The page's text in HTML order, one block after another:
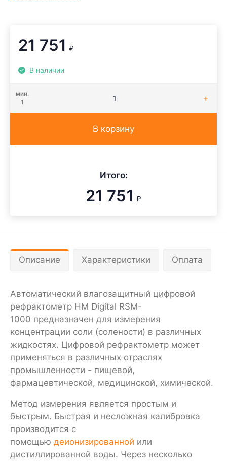
21 751 ₽
В наличии
мин.
1
В корзину
Итого:
21 751 ₽
Описание Характеристики Оплата
Автоматический влагозащитный цифровой
рефрактометр HM Digital RSM-
1000 предназначен для измерения
концентрации соли (солености) в различных
жидкостях. Цифровой рефрактометр может
применяться в различных отраслях
промышленности - пищевой,
фармацевтической, медицинской, химической.
Метод измерения является простым и
быстрым. Быстрая и несложная калибровка
производится с
помощью деионизированной или
дистиллированной воды. Через несколько